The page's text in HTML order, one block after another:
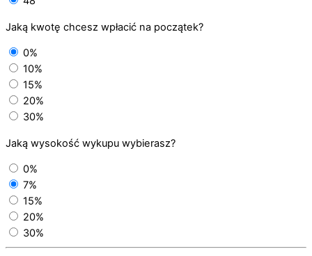
Jaką kwotę chcesz wpłacić na początek?
0%
10%
15%
20%
30%
Jaką wysokość wykupu wybierasz?
0%
7%
15%
20%
30%